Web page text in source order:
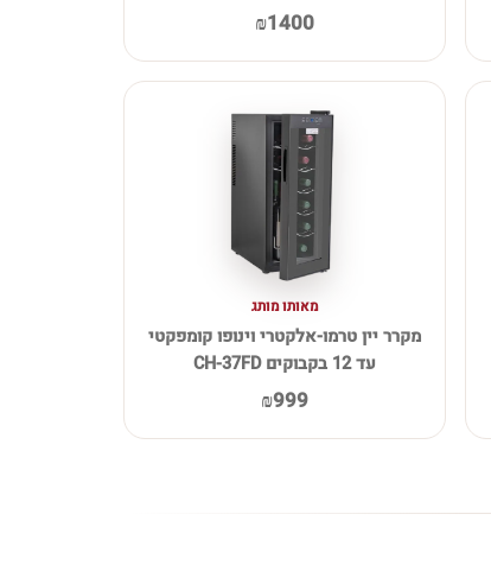
₪1400
מאותו מותג
מקרר יין טרמו-אלקטרי וינופו קומפקטי
עד 12 בקבוקים CH-37FD
₪999